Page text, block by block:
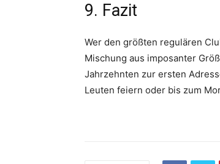
9. Fazit
Wer den größten regulären
Mischung aus imposanter
Jahrzehnten zur ersten
Leuten feiern oder bis zum